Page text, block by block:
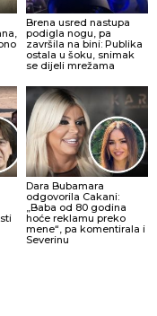
Brena usred nastupa
podigla nogu, pa
završila na bini: Publika
ostala u šoku, snimak
se dijeli mrežama
Dara Bubamara
odgovorila Cakani:
„Baba od 80 godina
hoće reklamu preko
mene“, pa komentirala i
Severinu